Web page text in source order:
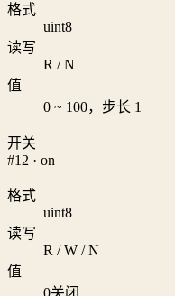
格式
uint8
读写
R / N
值
0 ~ 100，步长 1
开关
#12 · on
格式
uint8
读写
R / W / N
值
0关闭